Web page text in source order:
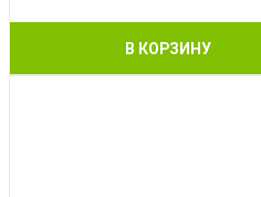
В КОРЗИНУ